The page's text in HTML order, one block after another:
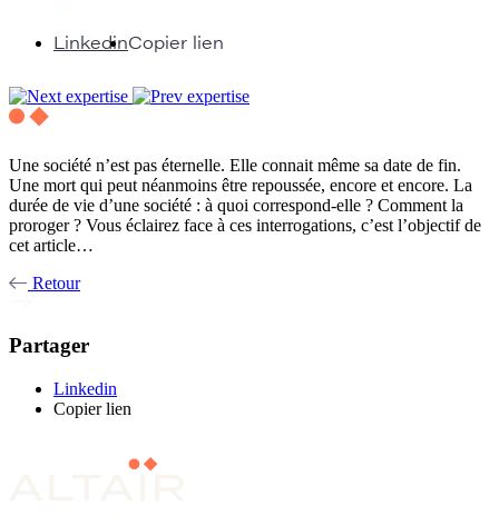
LinkedinCopier lien
Une société n’est pas éternelle. Elle connait même sa date de fin.
Une mort qui peut néanmoins être repoussée, encore et encore. La
durée de vie d’une société : à quoi correspond-elle ? Comment la
proroger ? Vous éclairez face à ces interrogations, c’est l’objectif de
cet article…
Retour
Partager
Linkedin
Copier lien